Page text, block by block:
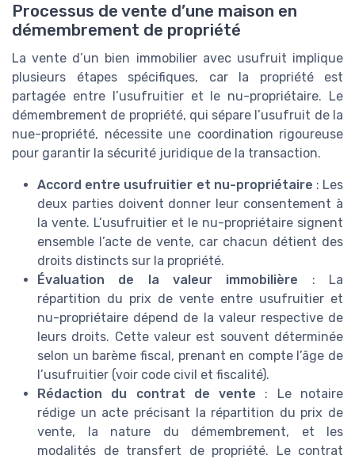
Processus de vente d’une maison en
démembrement de propriété
La vente d’un bien immobilier avec usufruit implique
plusieurs étapes spécifiques, car la propriété est
partagée entre l’usufruitier et le nu-propriétaire. Le
démembrement de propriété, qui sépare l’usufruit de la
nue-propriété, nécessite une coordination rigoureuse
pour garantir la sécurité juridique de la transaction.
Accord entre usufruitier et nu-propriétaire : Les
deux parties doivent donner leur consentement à
la vente. L’usufruitier et le nu-propriétaire signent
ensemble l’acte de vente, car chacun détient des
droits distincts sur la propriété.
Évaluation de la valeur immobilière : La
répartition du prix de vente entre usufruitier et
nu-propriétaire dépend de la valeur respective de
leurs droits. Cette valeur est souvent déterminée
selon un barème fiscal, prenant en compte l’âge de
l’usufruitier (voir code civil et fiscalité).
Rédaction du contrat de vente : Le notaire
rédige un acte précisant la répartition du prix de
vente, la nature du démembrement, et les
modalités de transfert de propriété. Le contrat